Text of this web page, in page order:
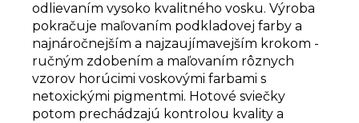
odlievaním vysoko kvalitného vosku. Výroba
pokračuje maľovaním podkladovej farby a
najnáročnejším a najzaujímavejším krokom -
ručným zdobením a maľovaním rôznych
vzorov horúcimi voskovými farbami s
netoxickými pigmentmi. Hotové sviečky
potom prechádzajú kontrolou kvality a